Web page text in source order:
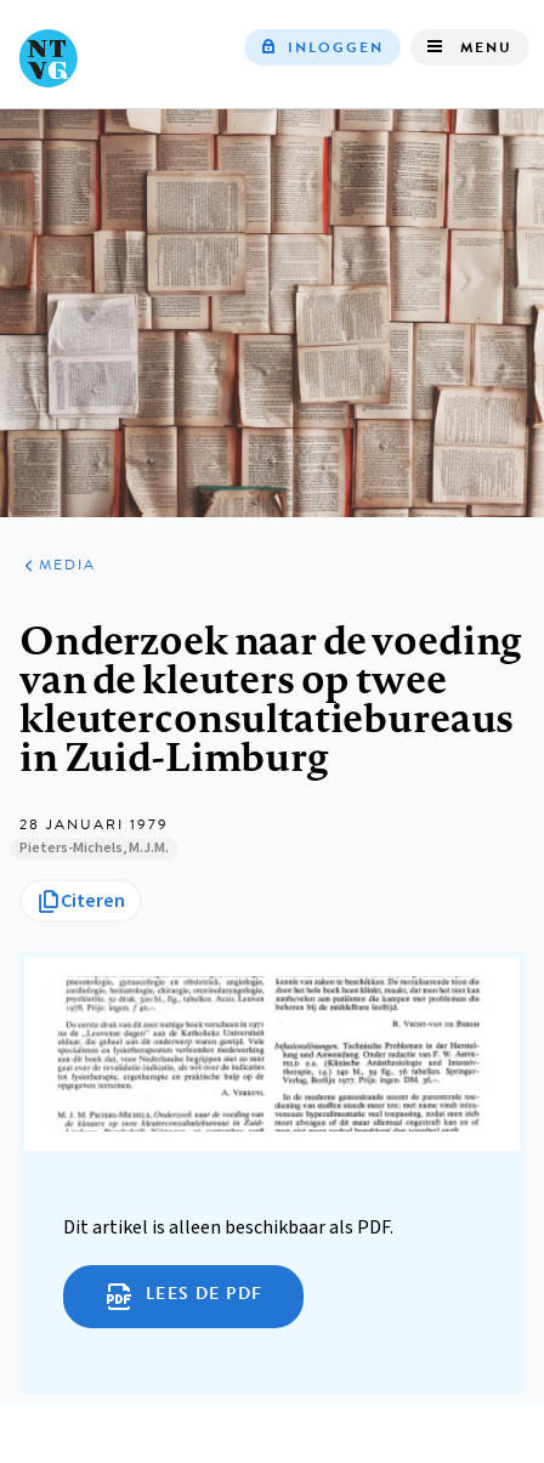
navigation
INLOGGEN MENU
ARTIKELEN
VARIA
MEDIA
Onderzoek naar de voeding
van de kleuters op twee
kleuterconsultatiebureaus
in Zuid-Limburg
28 JANUARI 1979
Pieters-Michels, M.J.M.
Citeren
Dit artikel is alleen beschikbaar als PDF.
LEES DE PDF